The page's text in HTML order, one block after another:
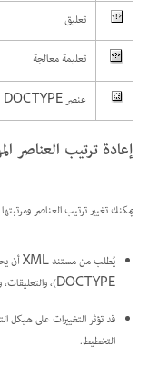
تعليق
تعليمة معالجة
عنصر DOCTYPE
إعادة ترتيب العناصر
يمكنك تغيير ترتيب العناصر
DOCTYPE)، والتعليقات، وتعليمات المعالجة أعلى العنصر الجذر في جزء البنية.
التخطيط.